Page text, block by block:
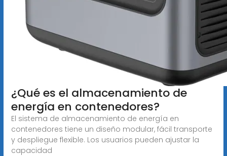
¿Qué es el almacenamiento de
energía en contenedores?
El sistema de almacenamiento de energía en
contenedores tiene un diseño modular, fácil transporte
y despliegue flexible. Los usuarios pueden ajustar la
capacidad